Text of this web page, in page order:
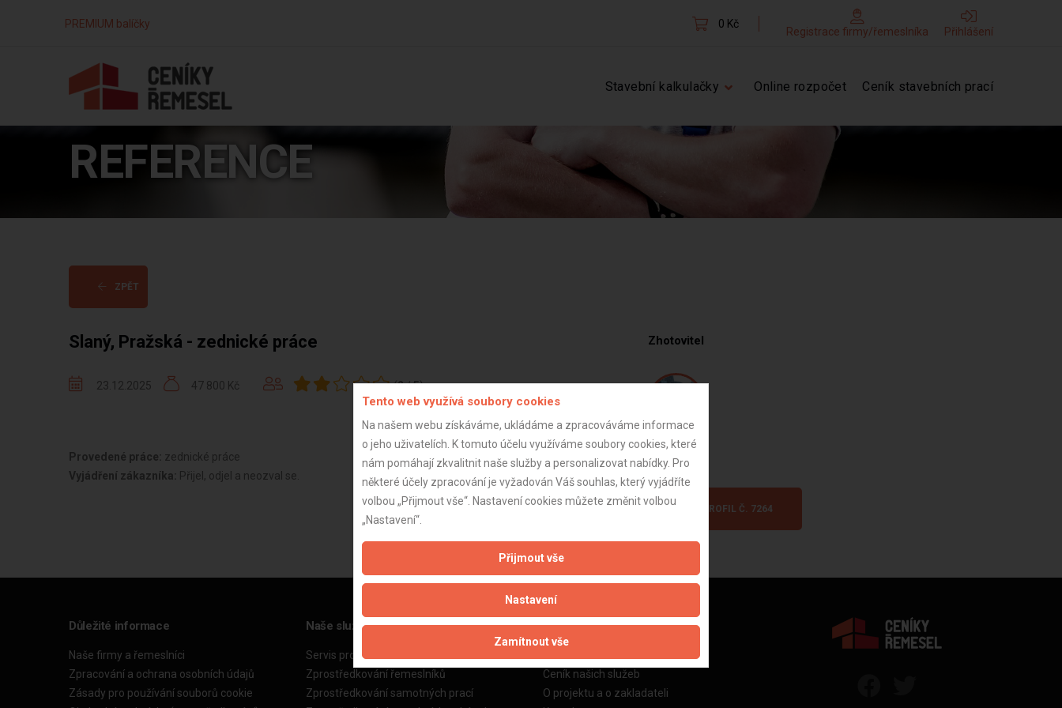
PREMIUM balíčky 0 Kč
Registrace firmy/řemeslníka Přihlášení
Stavební kalkulačky Online rozpočet Ceník stavebních prací
REFERENCE
ZPĚT
Slaný, Pražská - zednické práce
23.12.2025 47 800 Kč (2/5)
Provedené práce: zednické práce
Vyjádření zákazníka: Přijel, odjel a neozval se.
Zhotovitel
Vasyl K.
ZOBRAZIT PROFIL Č. 7264
Důležité informace
Naše firmy a řemeslníci
Zpracování a ochrana osobních údajů
Zásady pro používání souborů cookie
Naše služby
Servis pro stavební firmy
Zprostředkování řemeslníků
Zprostředkování samotných prací
Informace o nás
Ceník našich služeb
O projektu a o zakladateli
Tento web využívá soubory cookies
Na našem webu získáváme, ukládáme a zpracováváme informace
o jeho uživatelích. K tomuto účelu využíváme soubory cookies, které
nám pomáhají zkvalitnit naše služby a personalizovat nabídky. Pro
některé účely zpracování je vyžadován Váš souhlas, který vyjádříte
volbou „Přijmout vše“. Nastavení cookies můžete změnit volbou
„Nastavení“.
Přijmout vše
Nastavení
Zamítnout vše